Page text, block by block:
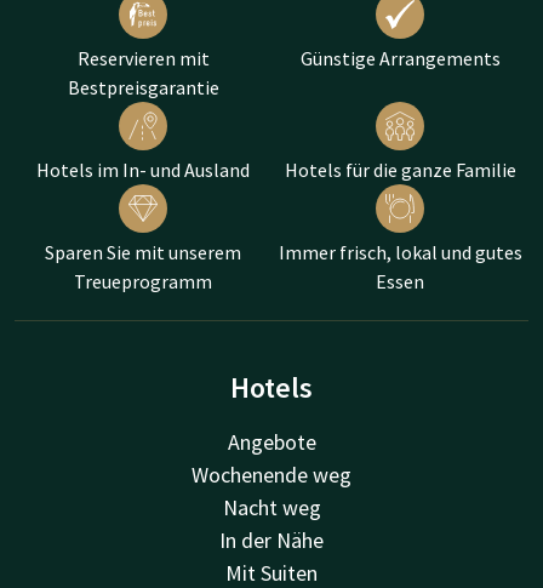
Reservieren mit
Bestpreisgarantie
Günstige Arrangements
Hotels im In- und Ausland Hotels für die ganze Familie
Sparen Sie mit unserem
Treueprogramm
Immer frisch, lokal und gutes
Essen
Hotels
Angebote
Wochenende weg
Nacht weg
In der Nähe
Mit Suiten